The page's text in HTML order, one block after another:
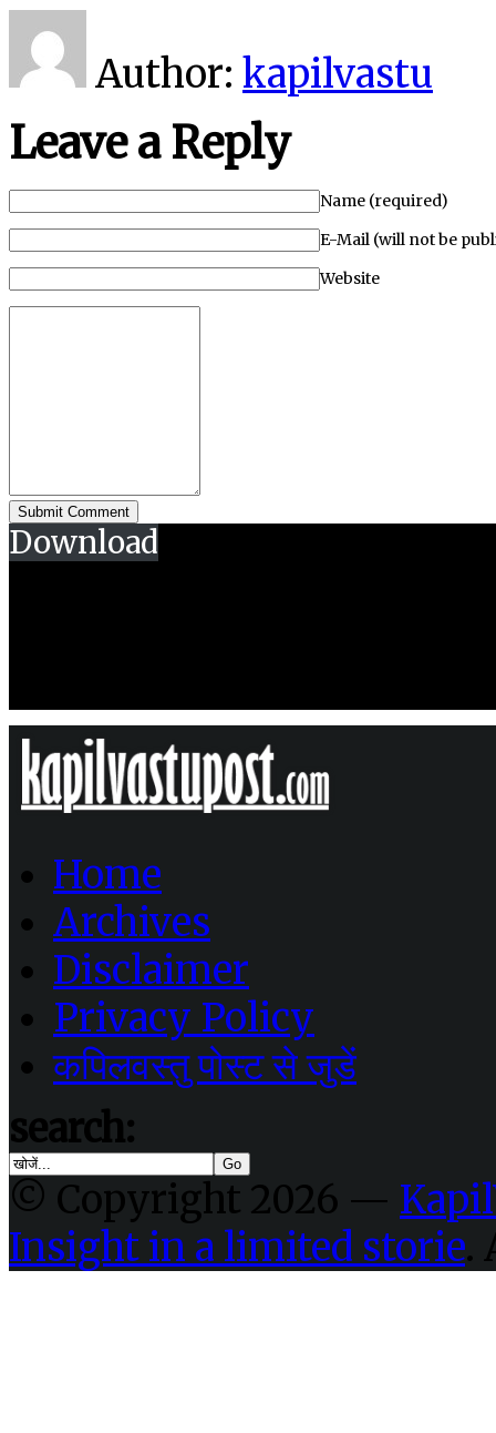
Author: kapilvastu
Leave a Reply
Name (required)
E-Mail (will not be
Website
Download
Home
Archives
Disclaimer
Privacy Policy
कपिलवस्तु पोस्ट से जुडें
search:
© Copyright 2026 —
Insight in a limited storie.